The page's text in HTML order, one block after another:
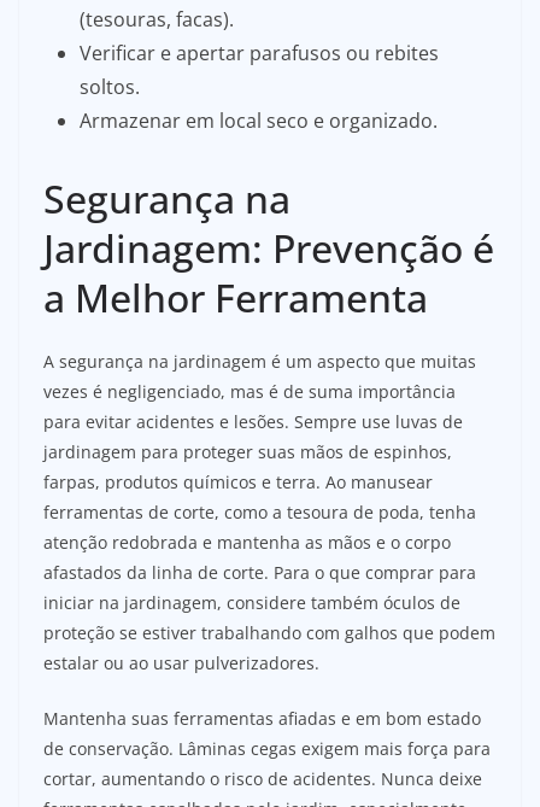
(tesouras, facas).
Verificar e apertar parafusos ou rebites
soltos.
Armazenar em local seco e organizado.
Segurança na
Jardinagem: Prevenção é
a Melhor Ferramenta
A segurança na jardinagem é um aspecto que muitas
vezes é negligenciado, mas é de suma importância
para evitar acidentes e lesões. Sempre use luvas de
jardinagem para proteger suas mãos de espinhos,
farpas, produtos químicos e terra. Ao manusear
ferramentas de corte, como a tesoura de poda, tenha
atenção redobrada e mantenha as mãos e o corpo
afastados da linha de corte. Para o que comprar para
iniciar na jardinagem, considere também óculos de
proteção se estiver trabalhando com galhos que podem
estalar ou ao usar pulverizadores.
Mantenha suas ferramentas afiadas e em bom estado
de conservação. Lâminas cegas exigem mais força para
cortar, aumentando o risco de acidentes. Nunca deixe